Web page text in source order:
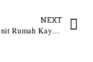
NEXT
Satu Unit Rumah Kayu Terbakar di Kotanopan